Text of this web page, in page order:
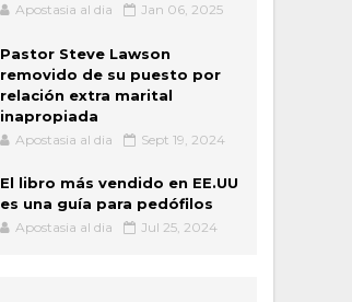
Apostasia al dia Jan 06, 2025
Pastor Steve Lawson
removido de su puesto por
relación extra marital
inapropiada
Apostasia al dia Sept 19, 2024
El libro más vendido en EE.UU
es una guía para pedófilos
Apostasia al dia Jul 25, 2024